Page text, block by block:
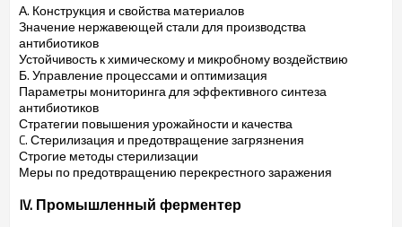
А. Конструкция и свойства материалов
Значение нержавеющей стали для производства
антибиотиков
Устойчивость к химическому и микробному воздействию
Б. Управление процессами и оптимизация
Параметры мониторинга для эффективного синтеза
антибиотиков
Стратегии повышения урожайности и качества
C. Стерилизация и предотвращение загрязнения
Строгие методы стерилизации
Меры по предотвращению перекрестного заражения
IV. Промышленный ферментер